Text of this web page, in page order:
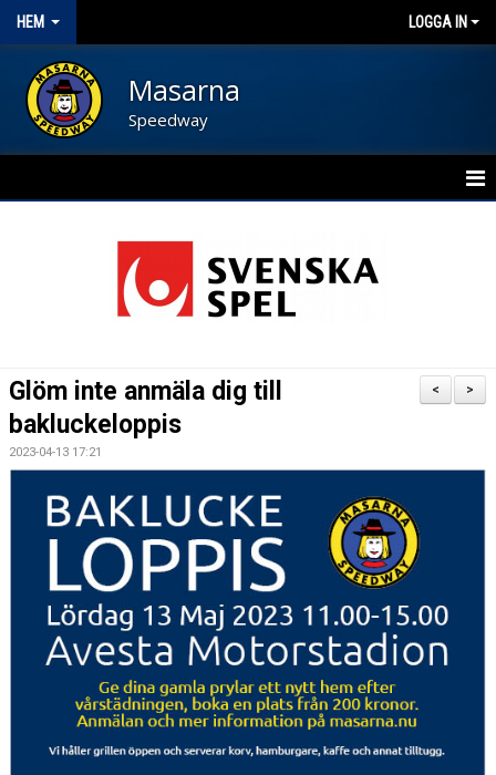
HEM LOGGA IN
Masarna
Speedway
OM FÖRENINGEN
KONTAKT
BILDGALLERI
DOKUMENT
>
<
Glöm inte anmäla dig till
bakluckeloppis
2023-04-13 17:21